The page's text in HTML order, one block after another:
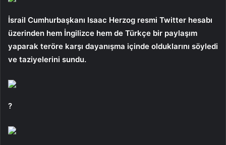
İsrail Cumhurbaşkanı Isaac Herzog resmi Twitter hesabı
üzerinden hem İngilizce hem de Türkçe bir paylaşım
yaparak teröre karşı dayanışma içinde olduklarını söyledi
ve taziyelerini sundu.
?